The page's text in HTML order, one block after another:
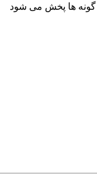
گونه ها پخش می شود